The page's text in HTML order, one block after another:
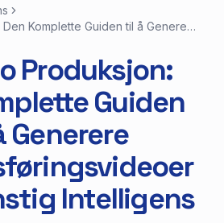
Komplette Guiden til å Generere
Produksjon:
Guiden
Generere
Intelligens